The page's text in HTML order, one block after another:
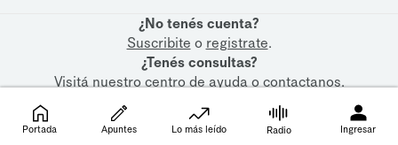
¿No tenés cuenta?
Suscribite o registrate.
¿Tenés consultas?
Visitá nuestrocentro de ayudaocontactanos.
Portada Apuntes Lo más leído Radio Ingresar